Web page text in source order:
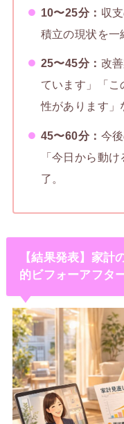
10〜25分： 収
積立の現状を一
25〜45分： 改
ています」「
性があります」
45〜60分： 今
「今日から動
了。
【結果発表】家計
的ビフォーアフタ